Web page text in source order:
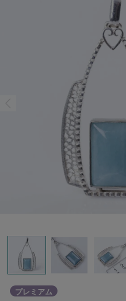
プレミアム